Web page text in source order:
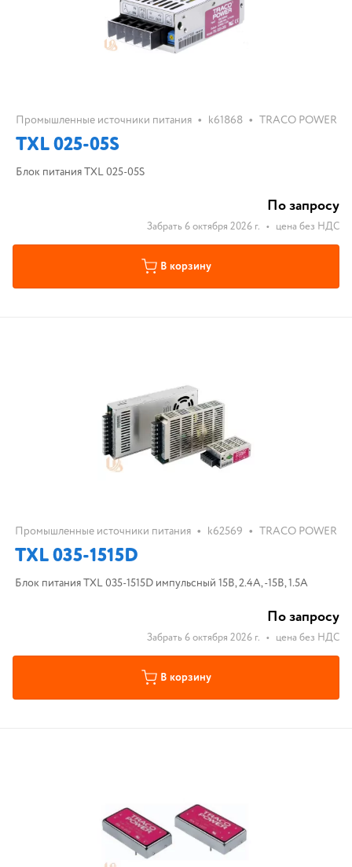
Промышленные источники питания • k61868 • TRACO POWER
TXL 025-05S
Блок питания TXL 025-05S
По запросу
Забрать 6 октября 2026 г. • цена без НДС
В корзину
Промышленные источники питания • k62569 • TRACO POWER
TXL 035-1515D
Блок питания TXL 035-1515D импульсный 15В, 2.4А, -15В, 1.5А
По запросу
Забрать 6 октября 2026 г. • цена без НДС
В корзину